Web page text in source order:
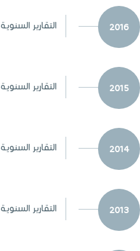
2016 التقارير السنوية 2016
2015 التقارير السنوية 2015
2014 التقارير السنوية 2014
2013 التقارير السنوية 2013